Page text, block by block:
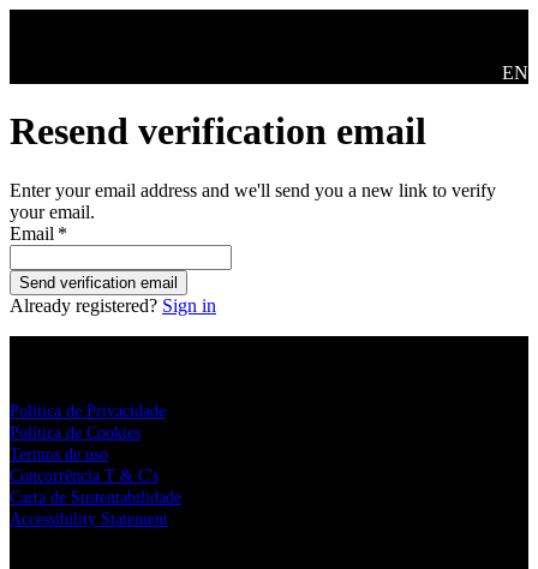
EN
Resend verification email
Enter your email address and we'll send you a new link to verify
your email.
Email *
Send verification email
Already registered? Sign in
Política de Privacidade
Política de Cookies
Termos de uso
Concorrência T & C's
Carta de Sustentabilidade
Accessibility Statement